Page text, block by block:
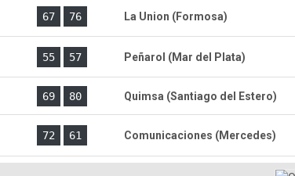
67 76 La Union (Formosa)
55 57 Peñarol (Mar del Plata)
69 80 Quimsa (Santiago del Estero)
72 61 Comunicaciones (Mercedes)